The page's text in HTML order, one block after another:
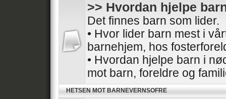
>> Hvordan hjelpe
Det finnes barn som lider.
• Hvor lider barn mest i
barnehjem, hos
• Hvordan hjelpe barn i
mot barn, foreldre og
HETSEN MOT BARNEVERNSOFRE